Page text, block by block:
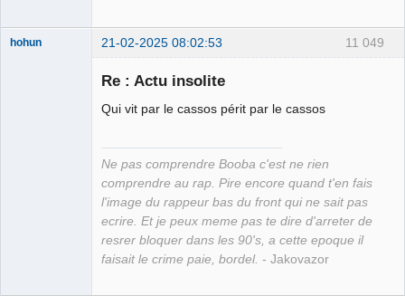
11 049
hohun 21-02-2025 08:02:53
Re : Actu insolite
Qui vit par le cassos périt par le cassos
Ne pas comprendre Booba c'est ne rien
comprendre au rap. Pire encore quand t'en fais
l'image du rappeur bas du front qui ne sait pas
ecrire. Et je peux meme pas te dire d'arreter de
resrer bloquer dans les 90's, a cette epoque il
faisait le crime paie, bordel. - Jakovazor